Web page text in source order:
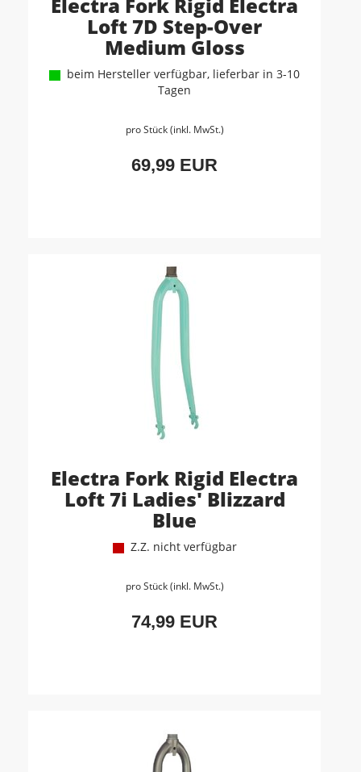
Loft 7D Step-Over
Medium Gloss
beim Hersteller verfügbar, lieferbar in 3-10
Tagen
pro Stück (inkl. MwSt.)
69,99 EUR
Electra Fork Rigid Electra
Loft 7i Ladies' Blizzard
Blue
Z.Z. nicht verfügbar
pro Stück (inkl. MwSt.)
74,99 EUR